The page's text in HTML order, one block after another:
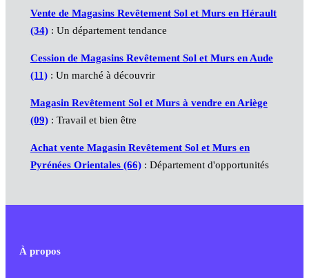
Vente de Magasins Revêtement Sol et Murs en Hérault
(34): Un département tendance
Cession de Magasins Revêtement Sol et Murs en Aude
(11): Un marché à découvrir
Magasin Revêtement Sol et Murs à vendre en Ariège
(09): Travail et bien être
Achat vente Magasin Revêtement Sol et Murs en
Pyrénées Orientales (66): Département d'opportunités
À propos